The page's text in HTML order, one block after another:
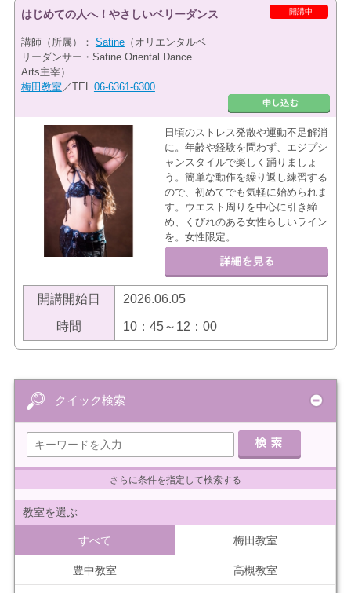
開講中
はじめての人へ！やさしいベリーダンス
講師（所属）： Satine（オリエンタルベ
リーダンサー・Satine Oriental Dance
Arts主宰）
梅田教室 ／TEL 06-6361-6300
日頃のストレス発散や運動不足解消
に。年齢や経験を問わず、エジプシ
ャンスタイルで楽しく踊りましょ
う。簡単な動作を繰り返し練習する
ので、初めてでも気軽に始められま
す。ウエスト周りを中心に引き締
め、くびれのある女性らしいライン
を。女性限定。
開講開始日 2026.06.05
時間 10：45～12：00
クイック検索
さらに条件を指定して検索する
教室を選ぶ
すべて 梅田教室
豊中教室 高槻教室